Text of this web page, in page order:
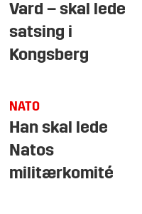
Vard – skal lede
satsing i
Kongsberg
NATO
Han skal lede
Natos
militærkomité